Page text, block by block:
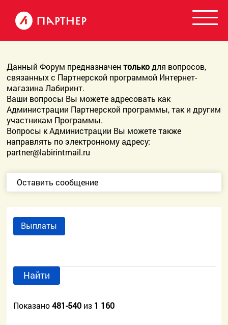
Данный Форум предназначентолькодля вопросов,
связанных с Партнерской программой Интернет-
магазина Лабиринт.
Ваши вопросы Вы можете адресовать как
Администрации Партнерской программы, так и другим
участникам Программы.
Вопросы к Администрации Вы можете также
направлять по электронному адресу:
partner@labirintmail.ru
Оставить сообщение
Выплаты
Найти
Показано481-540 из 1 160